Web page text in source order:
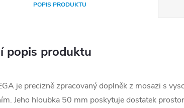
POPIS PRODUKTU
popis produktu
je precizně zpracovaný doplněk z mosazi s
Jeho hloubka 50 mm poskytuje dostatek